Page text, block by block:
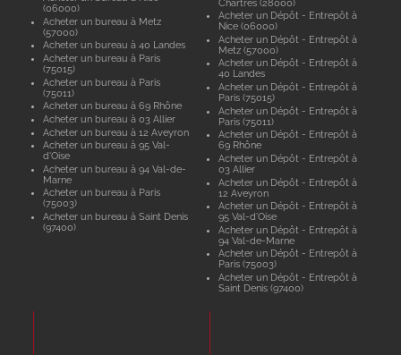
(06000)
Acheter un bureau à Metz
(57000)
Acheter un bureau à 40 Landes
Acheter un bureau à Paris
(75015)
Acheter un bureau à Paris
(75011)
Acheter un bureau à 69 Rhône
Acheter un bureau à 03 Allier
Acheter un bureau à 12 Aveyron
Acheter un bureau à 95 Val-
d'Oise
Acheter un bureau à 94 Val-de-
Marne
Acheter un bureau à Paris
(75003)
Acheter un bureau à Saint Denis
(97400)
Chartres (28000)
Acheter un Dépôt - Entrepôt à
Nice (06000)
Acheter un Dépôt - Entrepôt à
Metz (57000)
Acheter un Dépôt - Entrepôt à
40 Landes
Acheter un Dépôt - Entrepôt à
Paris (75015)
Acheter un Dépôt - Entrepôt à
Paris (75011)
Acheter un Dépôt - Entrepôt à
69 Rhône
Acheter un Dépôt - Entrepôt à
03 Allier
Acheter un Dépôt - Entrepôt à
12 Aveyron
Acheter un Dépôt - Entrepôt à
95 Val-d'Oise
Acheter un Dépôt - Entrepôt à
94 Val-de-Marne
Acheter un Dépôt - Entrepôt à
Paris (75003)
Acheter un Dépôt - Entrepôt à
Saint Denis (97400)